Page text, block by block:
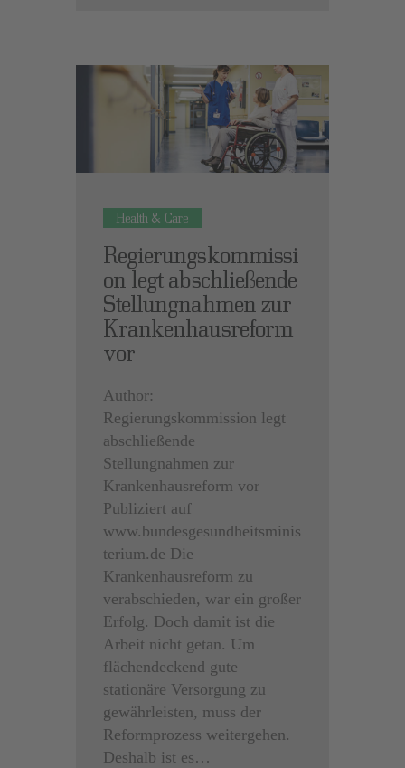
Health & Care
Regierungskommissi
on legt abschließende
Stellungnahmen zur
Krankenhausreform
vor
Author:
Regierungskommission legt
abschließende
Stellungnahmen zur
Krankenhausreform vor
Publiziert auf
www.bundesgesundheitsminis
terium.de Die
Krankenhausreform zu
verabschieden, war ein großer
Erfolg. Doch damit ist die
Arbeit nicht getan. Um
flächendeckend gute
stationäre Versorgung zu
gewährleisten, muss der
Reformprozess weitergehen.
Deshalb ist es…